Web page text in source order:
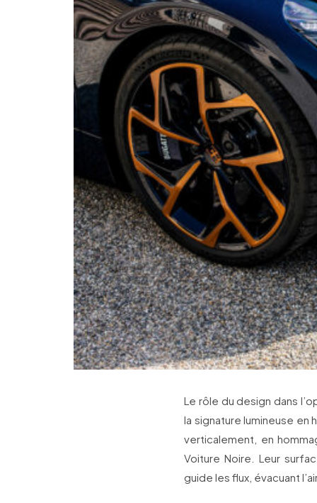
Le rôle du design dans
la signature lumineuse en
verticalement, en
Voiture Noire. Leur
guide les flux, évacuant